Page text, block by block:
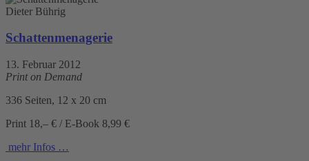
Dieter Bührig
Schattenmenagerie
13. Februar 2012
Print on Demand
336 Seiten, 12 x 20 cm
Print 18,– € / E-Book 8,99 €
mehr Infos …